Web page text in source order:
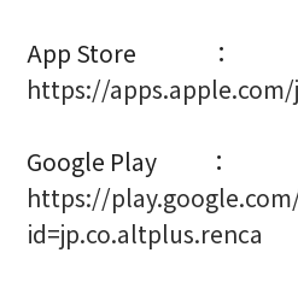
App Store ：
https://
Google Play ：
https://
id=jp.co.altplus.renca